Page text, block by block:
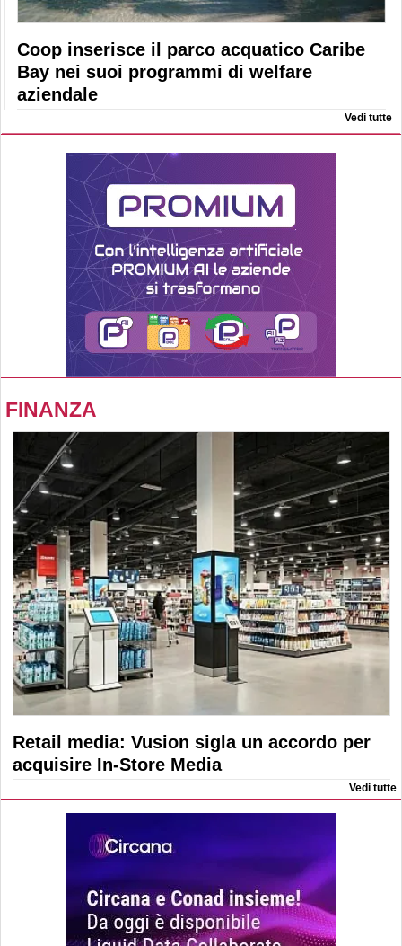
Coop inserisce il parco acquatico Caribe
Bay nei suoi programmi di welfare
aziendale
Vedi tutte
FINANZA
Retail media: Vusion sigla un accordo per
acquisire In-Store Media
Vedi tutte